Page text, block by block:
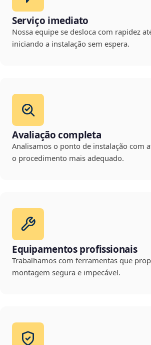
Serviço imediato
Nossa equipe se desloca com rapidez
iniciando a instalação sem espera.
Avaliação completa
Analisamos o ponto de instalação com
o procedimento mais adequado.
Equipamentos profissionais
Trabalhamos com ferramentas que
montagem segura e impecável.